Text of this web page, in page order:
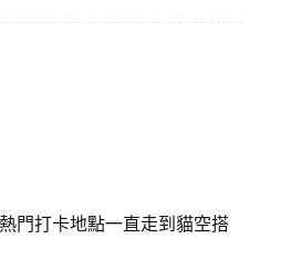
門打卡地點一直走到貓空搭